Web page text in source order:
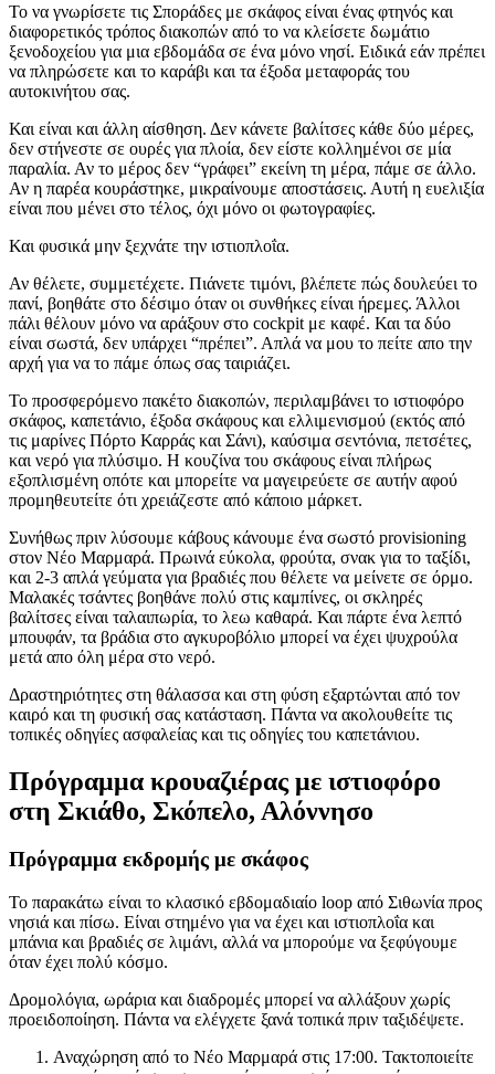
Το να γνωρίσετε τις Σποράδες με σκάφος είναι ένας φτηνός και
διαφορετικός τρόπος διακοπών από το να κλείσετε δωμάτιο
ξενοδοχείου για μια εβδομάδα σε ένα μόνο νησί. Ειδικά εάν πρέπει
να πληρώσετε και το καράβι και τα έξοδα μεταφοράς του
αυτοκινήτου σας.
Και είναι και άλλη αίσθηση. Δεν κάνετε βαλίτσες κάθε δύο μέρες,
δεν στήνεστε σε ουρές για πλοία, δεν είστε κολλημένοι σε μία
παραλία. Αν το μέρος δεν “γράφει” εκείνη τη μέρα, πάμε σε άλλο.
Αν η παρέα κουράστηκε, μικραίνουμε αποστάσεις. Αυτή η ευελιξία
είναι που μένει στο τέλος, όχι μόνο οι φωτογραφίες.
Και φυσικά μην ξεχνάτε την ιστιοπλοΐα.
Αν θέλετε, συμμετέχετε. Πιάνετε τιμόνι, βλέπετε πώς δουλεύει το
πανί, βοηθάτε στο δέσιμο όταν οι συνθήκες είναι ήρεμες. Άλλοι
πάλι θέλουν μόνο να αράξουν στο cockpit με καφέ. Και τα δύο
είναι σωστά, δεν υπάρχει “πρέπει”. Απλά να μου το πείτε απο την
αρχή για να το πάμε όπως σας ταιριάζει.
Το προσφερόμενο πακέτο διακοπών, περιλαμβάνει το ιστιοφόρο
σκάφος, καπετάνιο, έξοδα σκάφους και ελλιμενισμού (εκτός από
τις μαρίνες Πόρτο Καρράς και Σάνι), καύσιμα σεντόνια, πετσέτες,
και νερό για πλύσιμο. Η κουζίνα του σκάφους είναι πλήρως
εξοπλισμένη οπότε και μπορείτε να μαγειρεύετε σε αυτήν αφού
προμηθευτείτε ότι χρειάζεστε από κάποιο μάρκετ.
Συνήθως πριν λύσουμε κάβους κάνουμε ένα σωστό provisioning
στον Νέο Μαρμαρά. Πρωινά εύκολα, φρούτα, σνακ για το ταξίδι,
και 2-3 απλά γεύματα για βραδιές που θέλετε να μείνετε σε όρμο.
Μαλακές τσάντες βοηθάνε πολύ στις καμπίνες, οι σκληρές
βαλίτσες είναι ταλαιπωρία, το λεω καθαρά. Και πάρτε ένα λεπτό
μπουφάν, τα βράδια στο αγκυροβόλιο μπορεί να έχει ψυχρούλα
μετά απο όλη μέρα στο νερό.
Δραστηριότητες στη θάλασσα και στη φύση εξαρτώνται από τον
καιρό και τη φυσική σας κατάσταση. Πάντα να ακολουθείτε τις
τοπικές οδηγίες ασφαλείας και τις οδηγίες του καπετάνιου.
Πρόγραμμα κρουαζιέρας με ιστιοφόρο
στη Σκιάθο, Σκόπελο, Αλόννησο
Πρόγραμμα εκδρομής με σκάφος
Το παρακάτω είναι το κλασικό εβδομαδιαίο loop από Σιθωνία προς
νησιά και πίσω. Είναι στημένο για να έχει και ιστιοπλοΐα και
μπάνια και βραδιές σε λιμάνι, αλλά να μπορούμε να ξεφύγουμε
όταν έχει πολύ κόσμο.
Δρομολόγια, ωράρια και διαδρομές μπορεί να αλλάξουν χωρίς
προειδοποίηση. Πάντα να ελέγχετε ξανά τοπικά πριν ταξιδέψετε.
Αναχώρηση από το Νέο Μαρμαρά στις 17:00. Τακτοποιείτε